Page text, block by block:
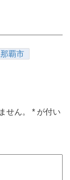
覇市
せん。 * が付い